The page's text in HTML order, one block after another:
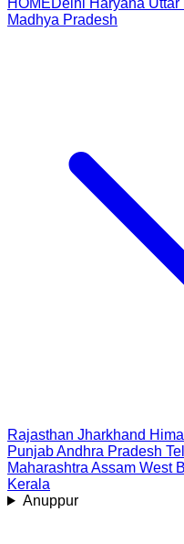
HOMEDelhi Haryana Uttar
Madhya Pradesh
Rajasthan Jharkhand
PunjabAndhra Pradesh
Maharashtra Assam West
Kerala
Anuppur